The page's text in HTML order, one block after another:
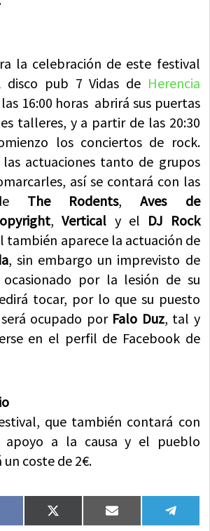
la celebración de este festival
pub 7 Vidas de Herencia
las 16:00 horas abrirá sus puertas
talleres, y a partir de las 20:30
los conciertos de rock.
actuaciones tanto de grupos
así se contará con las
The Rodents,Aves de
,Vertical y el DJ Rock
también aparece la actuación de
, sin embargo un imprevisto de
por la lesión de su
tocar, por lo que su puesto
ocupado porFalo Duz, tal y
en el perfil de Facebook de
que también contará con
apoyo a la causa y el pueblo
coste de 2€.
Compartir
X
Compartir
Email